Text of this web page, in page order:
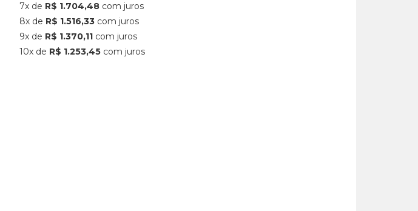
7x de R$ 1.704,48 com juros
8x de R$ 1.516,33 com juros
9x de R$ 1.370,11 com juros
10x de R$ 1.253,45 com juros